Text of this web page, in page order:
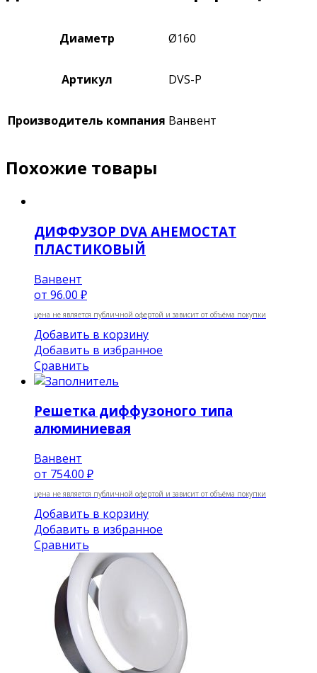
Диаметр Ø160
Артикул DVS-P
Производитель компания Ванвент
Похожие товары
ДИФФУЗОР DVA АНЕМОСТАТ
ПЛАСТИКОВЫЙ
Ванвент
от 96.00 ₽
цена не является публичной офертой и зависит от объёма покупки
Добавить в корзину
Добавить в избранное
Сравнить
Решетка диффузоного типа
алюминиевая
Ванвент
от 754.00 ₽
цена не является публичной офертой и зависит от объёма покупки
Добавить в корзину
Добавить в избранное
Сравнить